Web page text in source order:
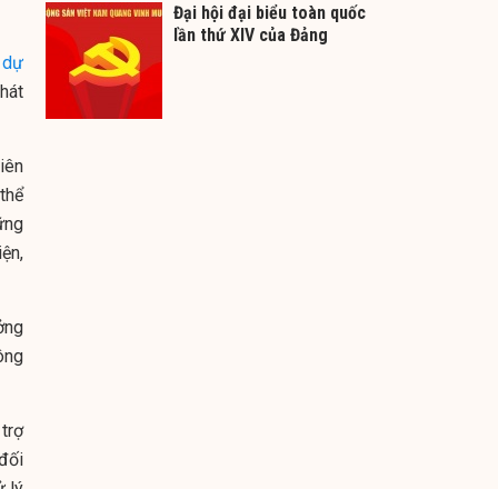
dự
Đại hội đại biểu toàn quốc
lần thứ XIV của Đảng